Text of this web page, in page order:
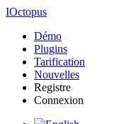
IOctopus
Démo
Plugins
Tarification
Nouvelles
Registre
Connexion